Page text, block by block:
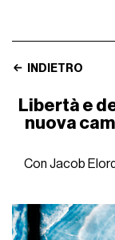
INDIETRO
Libertà e
nuova
Con Jacob